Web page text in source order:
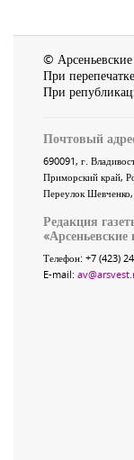
©
При
При
Почтовый
690091, г.
Приморский край,
Переулок Шевченко
Редакция
«Арсеньевские
Телефон: +7 (423)
E-mail: